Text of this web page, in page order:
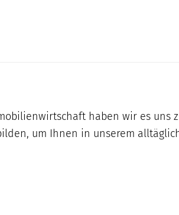
haben wir es uns
um Ihnen in unserem